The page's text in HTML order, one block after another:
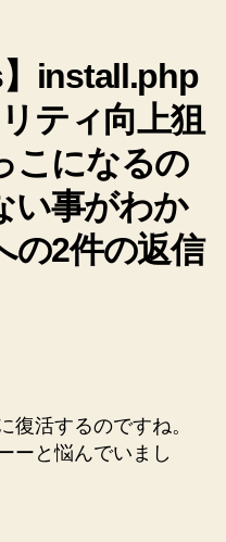
】install.php
ティ向上狙
こになるの
い事がわか
の2件の返信
復活するのですね。
ーと悩んでいまし